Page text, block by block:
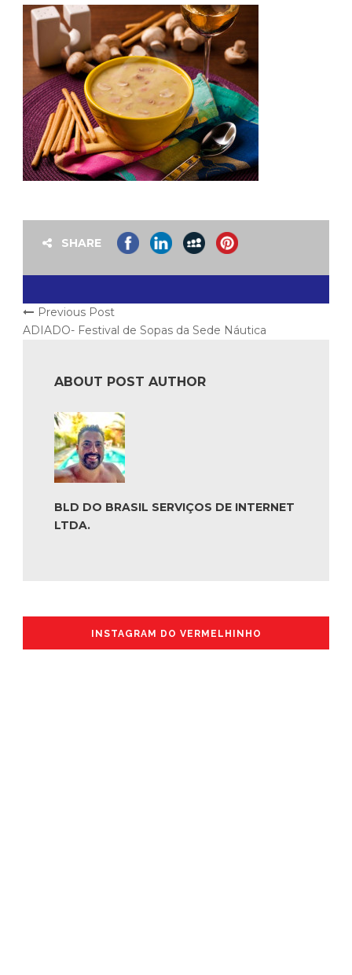
SHARE
Previous Post
ADIADO- Festival de Sopas da Sede Náutica
ABOUT POST AUTHOR
BLD DO BRASIL SERVIÇOS DE INTERNET
LTDA.
INSTAGRAM DO VERMELHINHO